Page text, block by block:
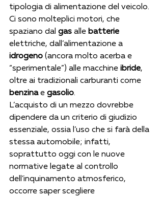
tipologia di alimentazione del veicolo.
Ci sono molteplici motori, che
spaziano dal gas alle batterie
elettriche, dall’alimentazione a
idrogeno (ancora molto acerba e
“sperimentale”) alle macchine ibride,
oltre ai tradizionali carburanti come
benzina e gasolio.
L’acquisto di un mezzo dovrebbe
dipendere da un criterio di giudizio
essenziale, ossia l’uso che si farà della
stessa automobile; infatti,
soprattutto oggi con le nuove
normative legate al controllo
dell’inquinamento atmosferico,
occorre saper scegliere